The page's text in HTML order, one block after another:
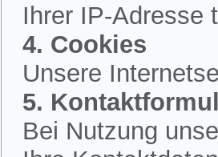
Ihrer IP-Adresse
4. Cookies
Unsere
5.
Bei Nutzung